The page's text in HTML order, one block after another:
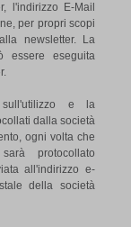
l'indirizzo E-Mail
per propri scopi
newsletter. La
essere eseguita
e la
dalla società
ogni volta che
protocollato
all'indirizzo e-
della società